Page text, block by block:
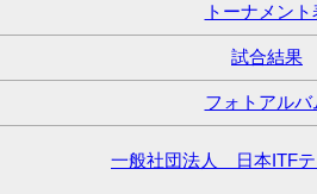
トーナメント
試合結果
フォトアルバ
一般社団法人 日本ITFテ